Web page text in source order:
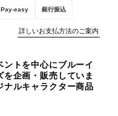
Pay-easy 銀行振込
詳しいお支払方法のご案内
トを中心にブルーイ
企画・販売していま
ナルキャラクター商品